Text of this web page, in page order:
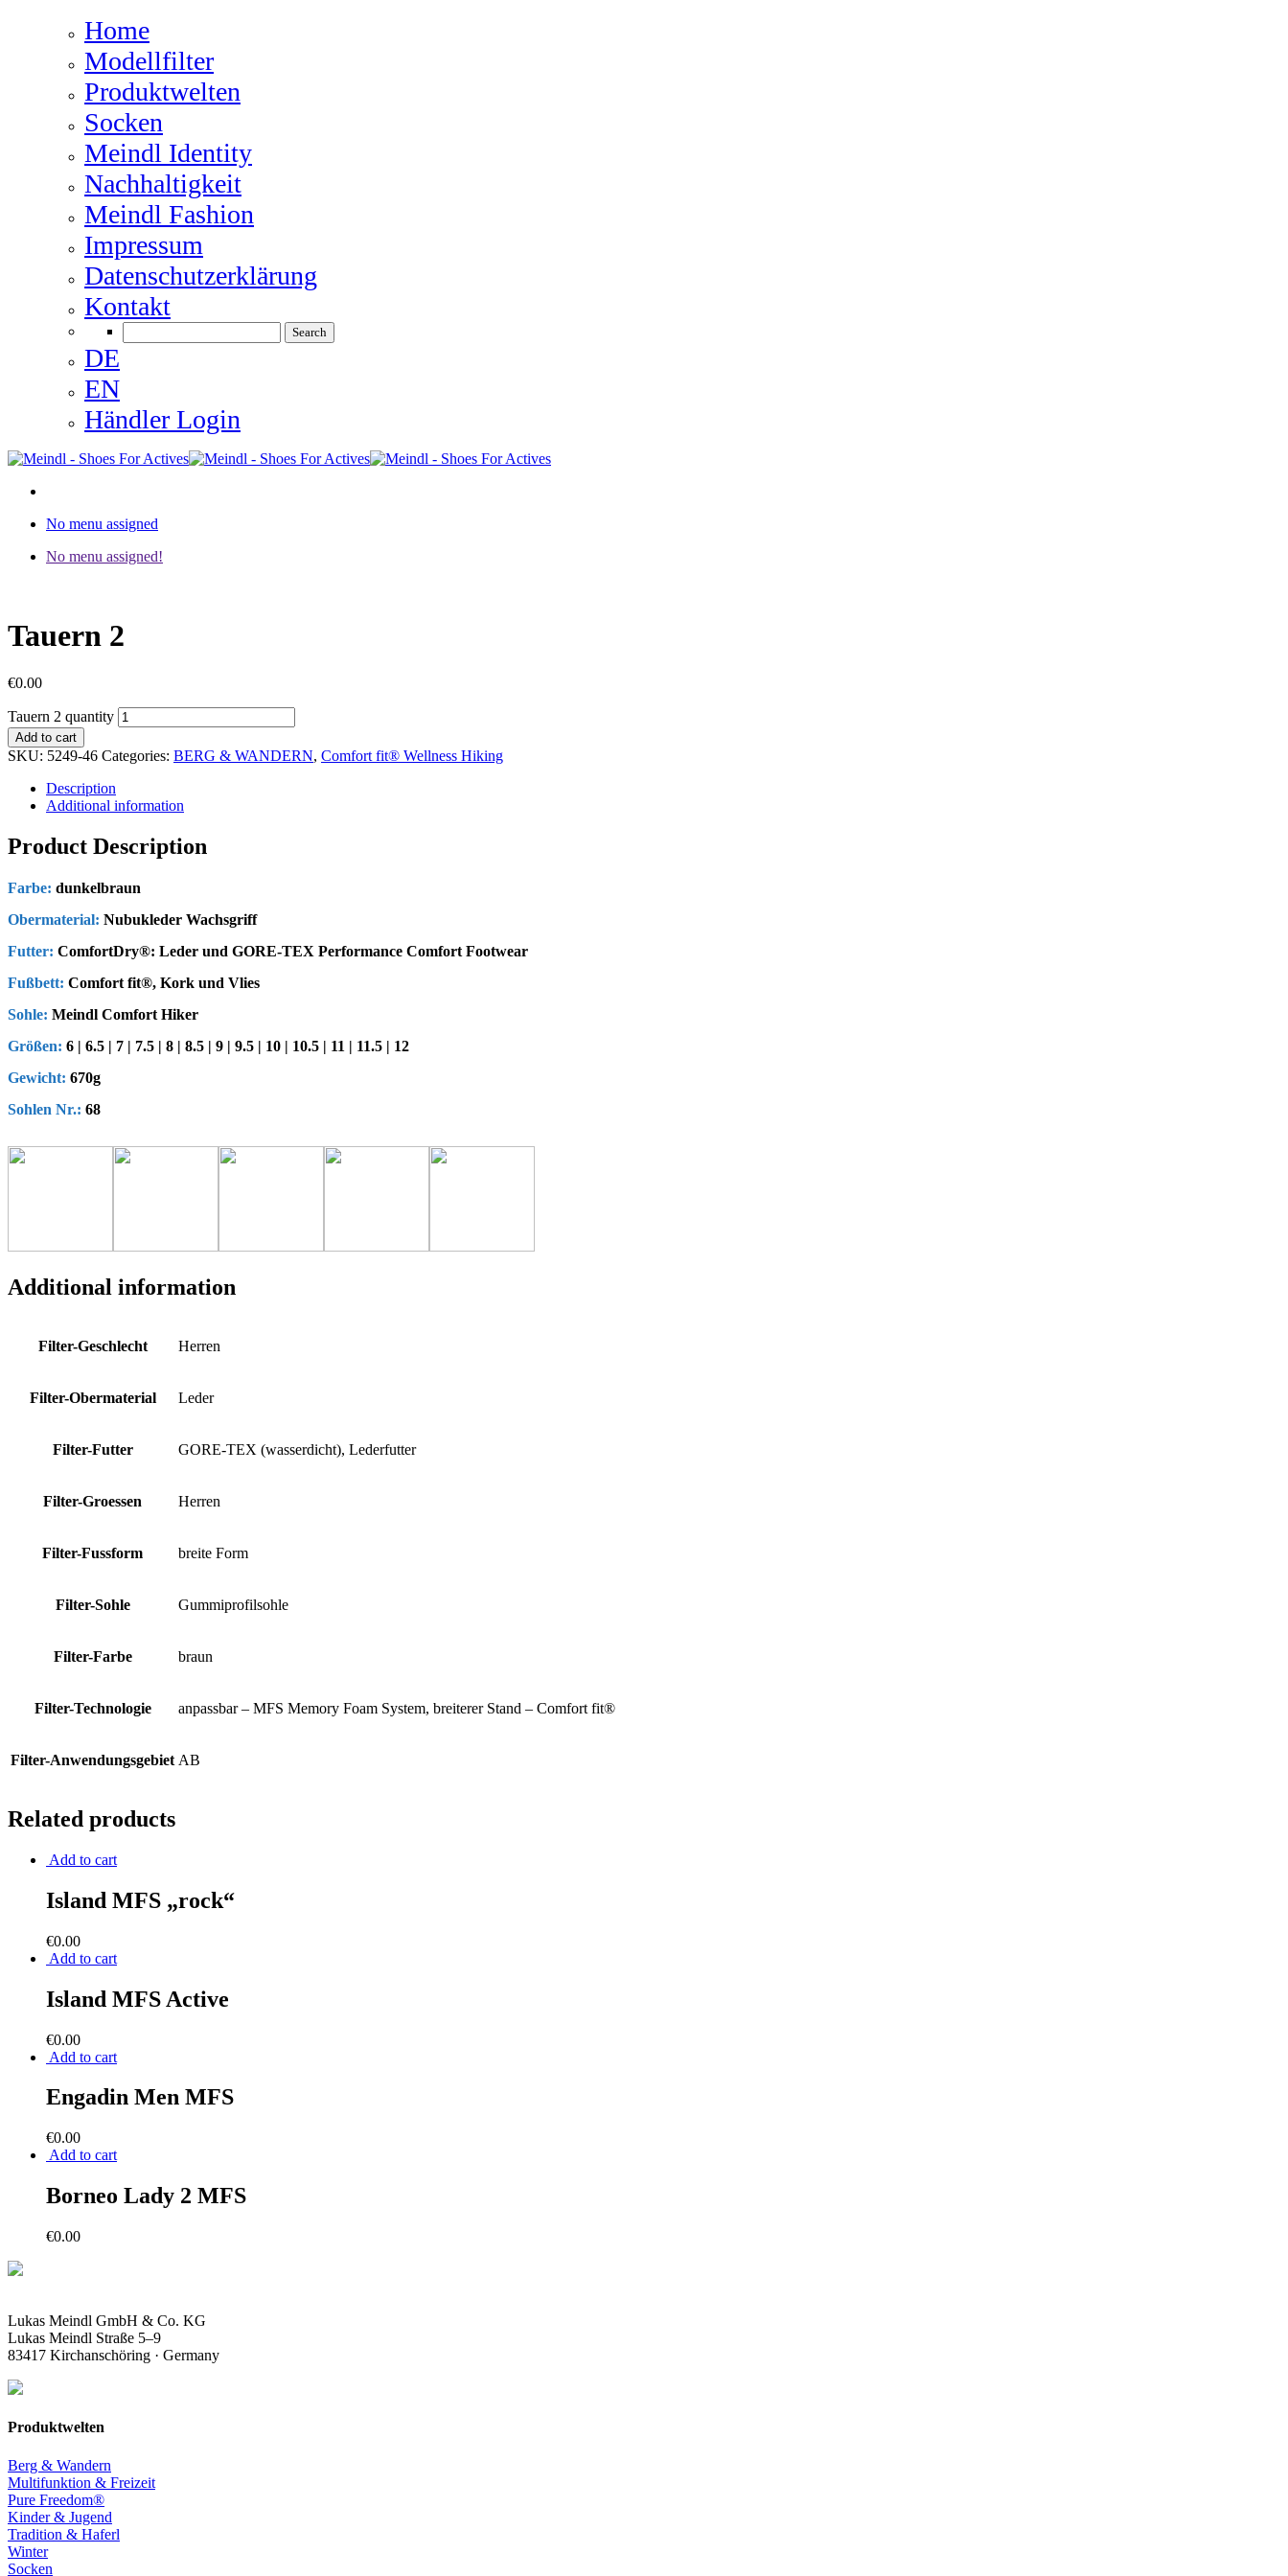
Home
Modellfilter
Produktwelten
Socken
Meindl Identity
Nachhaltigkeit
Meindl Fashion
Impressum
Datenschutzerklärung
Kontakt
DE
EN
Händler Login
No menu assigned
No menu assigned!
Tauern 2
€0.00
Tauern 2 quantity
Add to cart
SKU: 5249-46 Categories: BERG & WANDERN, Comfort fit® Wellness Hiking
Description
Additional information
Product Description
Farbe: dunkelbraun
Obermaterial: Nubukleder Wachsgriff
Futter: ComfortDry®: Leder und GORE-TEX Performance Comfort Footwear
Fußbett: Comfort fit®, Kork und Vlies
Sohle: Meindl Comfort Hiker
Größen: 6 | 6.5 | 7 | 7.5 | 8 | 8.5 | 9 | 9.5 | 10 | 10.5 | 11 | 11.5 | 12
Gewicht: 670g
Sohlen Nr.: 68
Additional information
Filter-Geschlecht Herren
Filter-Obermaterial Leder
Filter-Futter GORE-TEX (wasserdicht), Lederfutter
Filter-Groessen Herren
Filter-Fussform breite Form
Filter-Sohle Gummiprofilsohle
Filter-Farbe braun
Filter-Technologie anpassbar – MFS Memory Foam System, breiterer Stand – Comfort fit®
Filter-Anwendungsgebiet AB
Related products
Add to cart
Island MFS „rock“
€0.00
Add to cart
Island MFS Active
€0.00
Add to cart
Engadin Men MFS
€0.00
Add to cart
Borneo Lady 2 MFS
€0.00
Lukas Meindl GmbH & Co. KG
Lukas Meindl Straße 5–9
83417 Kirchanschöring · Germany
Produktwelten
Berg & Wandern
Multifunktion & Freizeit
Pure Freedom®
Kinder & Jugend
Tradition & Haferl
Winter
Socken